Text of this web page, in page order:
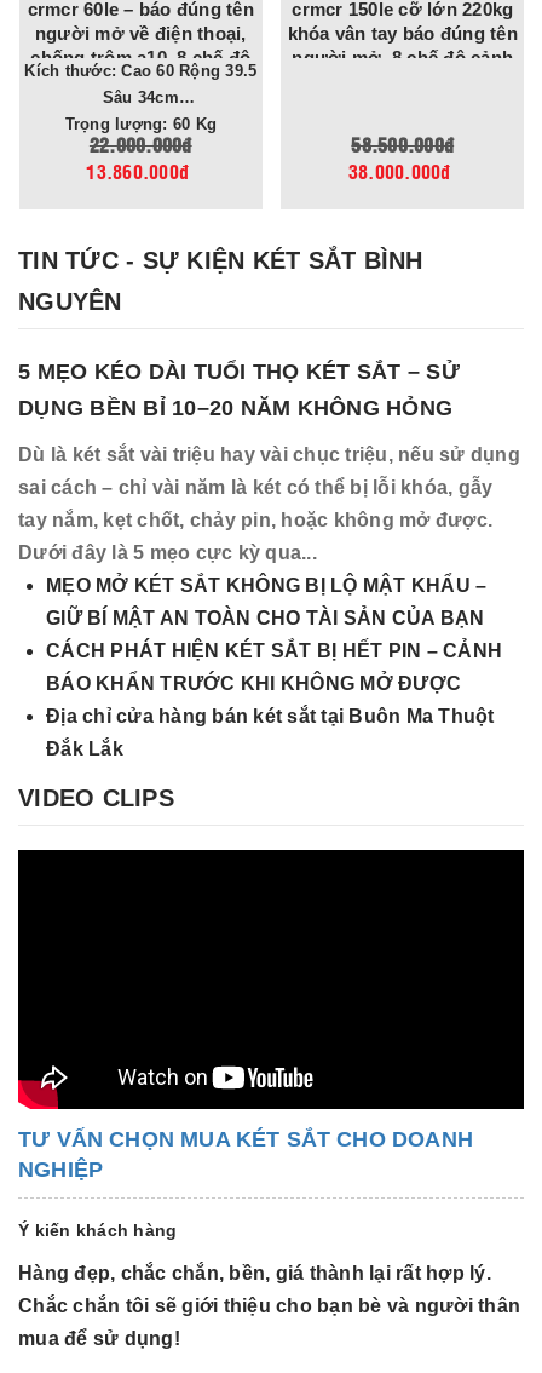
tên
độ
crmcr 150le cỡ lớn 220kg
khóa vân tay báo đúng tên
người mở, 8 chế độ cảnh
báo về điện thoại
58.500.000đ
38.000.000đ
nhập khẩu cao 1m
vân tay app tuya
trộm cho gia đình,
65.000.000đ
39.000.000đ
TIN TỨC - SỰ KIỆN KÉT SẮT BÌNH
NGUYÊN
5 MẸO KÉO DÀI TUỔI THỌ KÉT SẮT – SỬ
DỤNG BỀN BỈ 10–20 NĂM KHÔNG HỎNG
Dù là két sắt vài triệu hay vài chục triệu, nếu sử dụng
sai cách – chỉ vài năm là két có thể bị lỗi khóa, gẫy
tay nắm, kẹt chốt, chảy pin, hoặc không mở được.
Dưới đây là 5 mẹo cực kỳ qua...
MẸO MỞ KÉT SẮT KHÔNG BỊ LỘ MẬT KHẨU –
GIỮ BÍ MẬT AN TOÀN CHO TÀI SẢN CỦA BẠN
CÁCH PHÁT HIỆN KÉT SẮT BỊ HẾT PIN – CẢNH
BÁO KHẨN TRƯỚC KHI KHÔNG MỞ ĐƯỢC
Địa chỉ cửa hàng bán két sắt tại Buôn Ma Thuột
Đắk Lắk
VIDEO CLIPS
TƯ VẤN CHỌN MUA KÉT SẮT CHO DOANH
NGHIỆP
Ý kiến khách hàng
Hàng đẹp, chắc chắn, bền, giá thành lại rất hợp lý.
Chắc chắn tôi sẽ giới thiệu cho bạn bè và người thân
mua để sử dụng!